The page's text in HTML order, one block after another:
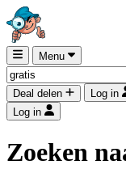
Menu
Deal delen
Log in
Log in
Zoeken